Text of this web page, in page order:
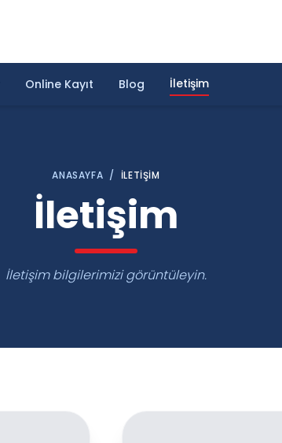
Online Kayıt Blog İletişim
ANASAYFA / İLETIŞIM
İletişim
İletişim bilgilerimizi görüntüleyin.